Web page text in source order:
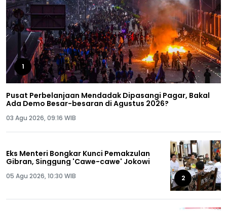
1
Pusat Perbelanjaan Mendadak Dipasangi Pagar, Bakal
Ada Demo Besar-besaran di Agustus 2026?
03 Agu 2026, 09:16 WIB
Eks Menteri Bongkar Kunci Pemakzulan
Gibran, Singgung 'Cawe-cawe' Jokowi
05 Agu 2026, 10:30 WIB 2